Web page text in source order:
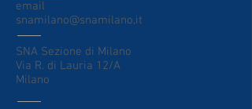
email
snamilano@snamilano,it
SNA Sezione di Milano
Via R. di Lauria 12/A
Milano